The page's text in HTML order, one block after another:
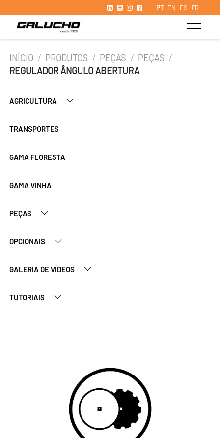
PT EN ES FR
INÍCIO / PRODUTOS / PEÇAS / PEÇAS /
REGULADOR ÂNGULO ABERTURA
AGRICULTURA
TRANSPORTES
GAMA FLORESTA
GAMA VINHA
PEÇAS
OPCIONAIS
GALERIA DE VÍDEOS
TUTORIAIS